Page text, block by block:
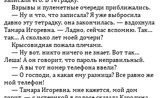
Взрывы и пулеметные очереди приближались.
— Ну и что, что записала? Я уже выбросила
давно эту тетрадку, она закончилась, — вздохнула
Тамара Игоревна. — Ладно, сейчас вспомню. Так…
так… А сколько лет моей дочери?
Крысовидная пожала плечами.
— Ну вот, никто ничего не знает. Вот так…
Леша! А он говорит, что пароль неправильный.
— А вы тот номер телефона ввели?
— О господи, а какая ему разница? Все равно же
мой телефон!
— Тамара Игоревна, мне кажется, мой дом